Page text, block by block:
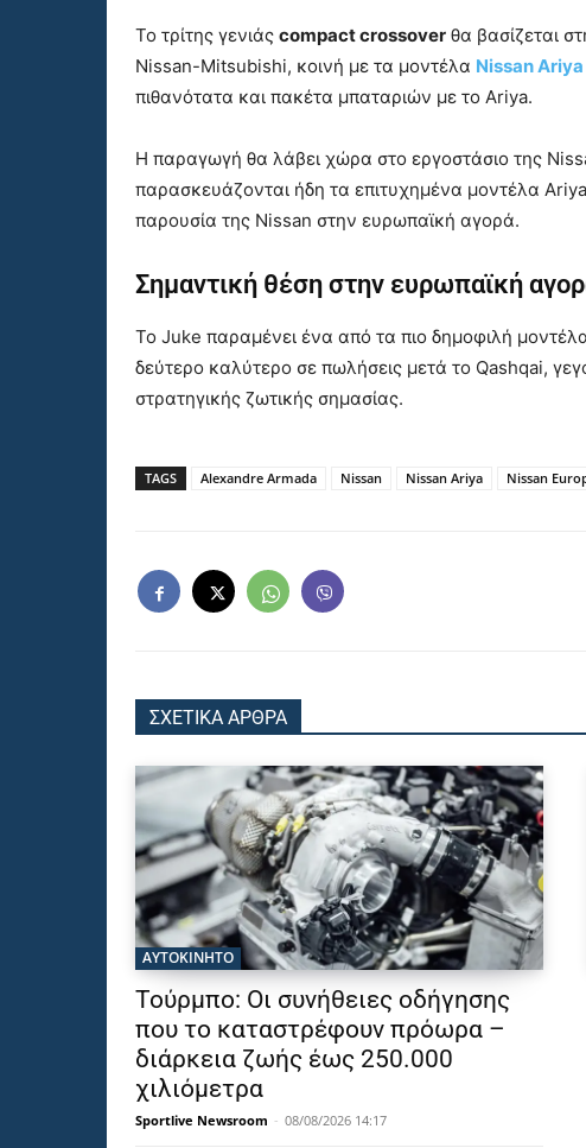
Το τρίτης γενιάς compact crossover θα βασίζεται
Nissan-Mitsubishi, κοινή με τα μοντέλα Nissan Ariya
πιθανότατα και πακέτα μπαταριών με το Ariya.
Η παραγωγή θα λάβει χώρα στο εργοστάσιο της
παρασκευάζονται ήδη τα επιτυχημένα μοντέλα
παρουσία της Nissan στην ευρωπαϊκή αγορά.
Σημαντική θέση στην ευρωπαϊκή
Το Juke παραμένει ένα από τα πιο δημοφιλή
δεύτερο καλύτερο σε πωλήσεις μετά το Qashqai,
στρατηγικής ζωτικής σημασίας.
TAGS Alexandre Armada Nissan Nissan Ariya Nissan
ΣΧΕΤΙΚΑ ΑΡΘΡΑ
ΑΥΤΟΚΙΝΗΤΟ
Τούρμπο: Οι συνήθειες οδήγησης
που το καταστρέφουν πρόωρα –
διάρκεια ζωής έως 250.000
χιλιόμετρα
Sportlive Newsroom - 08/08/2026 14:17